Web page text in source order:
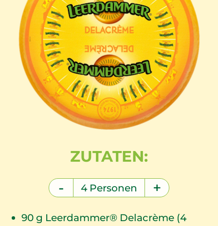
ZUTATEN:
- 4 Personen +
90g Leerdammer® Delacrème (4